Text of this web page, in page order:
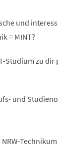
und
= MINT?
Studium zu
und